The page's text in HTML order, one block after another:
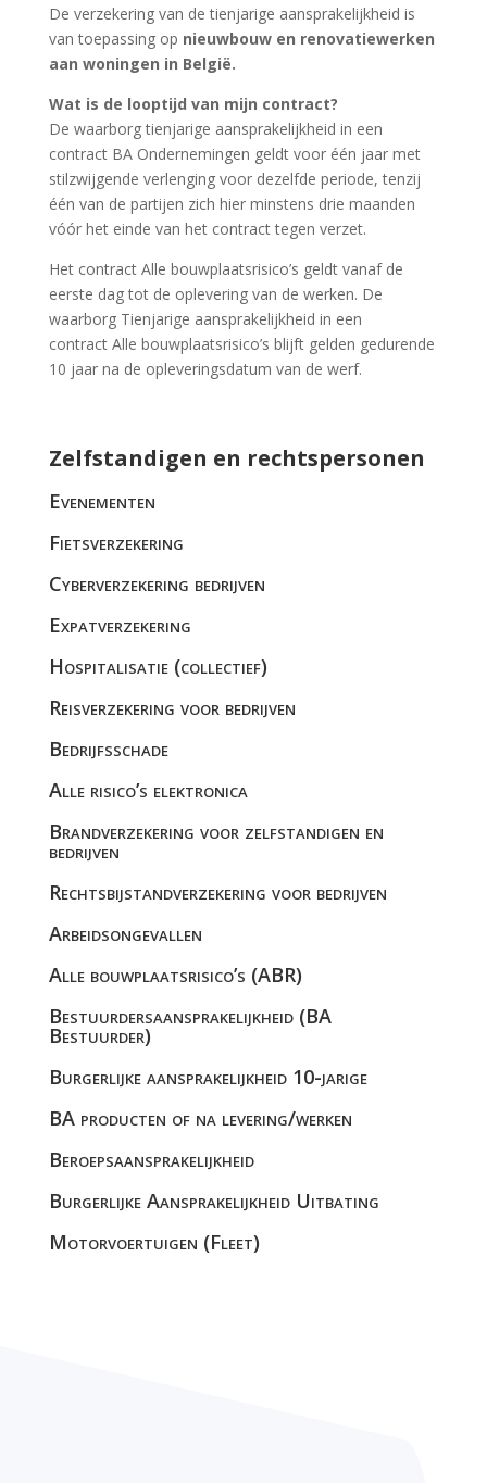
De verzekering van de tienjarige aansprakelijkheid is
van toepassing op nieuwbouw en renovatiewerken
aan woningen in België.
Wat is de looptijd van mijn contract?
De waarborg tienjarige aansprakelijkheid in een
contractBA Ondernemingen geldt voor één jaar met
stilzwijgende verlenging voor dezelfde periode, tenzij
één van de partijen zich hier minstens drie maanden
vóór het einde van het contract tegen verzet.
Het contractAlle bouwplaatsrisico’s geldt vanaf de
eerste dag tot de oplevering van de werken. De
waarborg Tienjarige aansprakelijkheid in een
contract Alle bouwplaatsrisico’s blijft gelden gedurende
10 jaar na de opleveringsdatum van de werf.
Zelfstandigen en rechtspersonen
Evenementen
Fietsverzekering
Cyberverzekering bedrijven
Expatverzekering
Hospitalisatie (collectief)
Reisverzekering voor bedrijven
Bedrijfsschade
Alle risico’s elektronica
Brandverzekering voor zelfstandigen en
bedrijven
Rechtsbijstandverzekering voor bedrijven
Arbeidsongevallen
Alle bouwplaatsrisico’s (ABR)
Bestuurdersaansprakelijkheid (BA
Bestuurder)
Burgerlijke aansprakelijkheid 10-jarige
BA producten of na levering/werken
Beroepsaansprakelijkheid
Burgerlijke Aansprakelijkheid Uitbating
Motorvoertuigen (Fleet)